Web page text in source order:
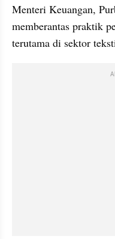
Menteri Keuangan,
memberantas praktik
terutama di sektor